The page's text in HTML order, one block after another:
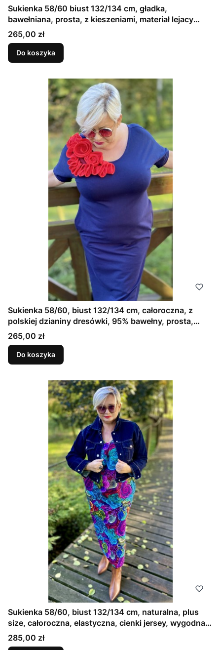
Sukienka 58/60 biust 132/134 cm, gładka,
bawełniana, prosta, z kieszeniami, materiał lejacy
jersey, elegancka, doskonała na lato, uniwersalna,
KLASYCZNA, CZARNA (1)
Cena
265,00 zł
Do koszyka
Sukienka 58/60, biust 132/134 cm, całoroczna, z
polskiej dzianiny dresówki, 95% bawełny, prosta,
elegancka, z kieszeniami, uniwersalna, GŁADKA,
Cena
265,00 zł
Do koszyka
Sukienka 58/60, biust 132/134 cm, naturalna, plus
size, całoroczna, elastyczna, cienki jersey, wygodna
zwiewna z kieszeniami, wielosezonowa,
WIELOKOLOROWA, BURZA KOLORÓW
Cena
285,00 zł